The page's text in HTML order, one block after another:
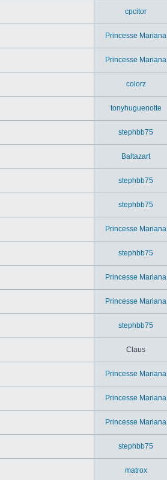
cpcitor
Princesse Mariana
Princesse Mariana
colorz
tonyhuguenotte
stephbb75
Baltazart
stephbb75
stephbb75
Princesse Mariana
stephbb75
Princesse Mariana
Princesse Mariana
stephbb75
Claus
Princesse Mariana
Princesse Mariana
Princesse Mariana
stephbb75
matrox